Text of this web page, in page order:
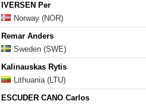
IVERSEN Per
Norway (NOR)
Remar Anders
Sweden (SWE)
Kalinauskas Rytis
Lithuania (LTU)
ESCUDER CANO Carlos